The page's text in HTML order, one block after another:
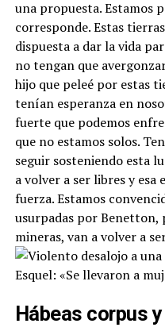
una propuesta. Estamos
corresponde. Estas
dispuesta a dar la vida
no tengan que
hijo que peleé por estas
tenían esperanza en
fuerte que podemos
que no estamos solos.
seguir sosteniendo esta
a volver a ser libres y esa
fuerza. Estamos
usurpadas por Benetton,
mineras, van a volver a
Hábeas corpus